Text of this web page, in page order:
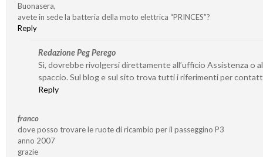
Buonasera,
avete in sede la batteria della moto elettrica “PRINCES”?
Reply
Redazione Peg Perego
Sì, dovrebbe rivolgersi direttamente all’ufficio Assistenza o
spaccio. Sul blog e sul sito trova tutti i riferimenti per
Reply
franco
dove posso trovare le ruote di ricambio per il passeggino P3
anno 2007
grazie